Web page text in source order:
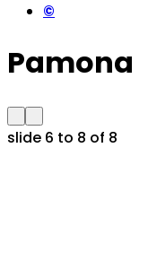
©
Pamona
slide 6 to 8 of 8